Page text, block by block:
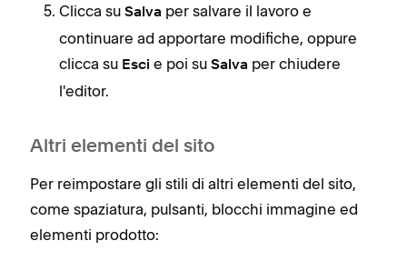
Clicca su Salva per salvare il lavoro e
continuare ad apportare modifiche, oppure
clicca su Esci e poi su Salva per chiudere
l'editor.
Altri elementi del sito
Per reimpostare gli stili di altri elementi del sito,
come spaziatura, pulsanti, blocchi immagine ed
elementi prodotto: